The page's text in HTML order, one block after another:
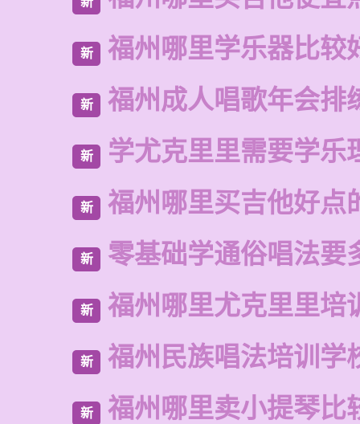
新 福州哪里学乐器比较
新 福州成人唱歌年会排
新 学尤克里里需要学乐
新 福州哪里买吉他好点
新 零基础学通俗唱法要
新 福州哪里尤克里里培
新 福州民族唱法培训学
新 福州哪里卖小提琴比